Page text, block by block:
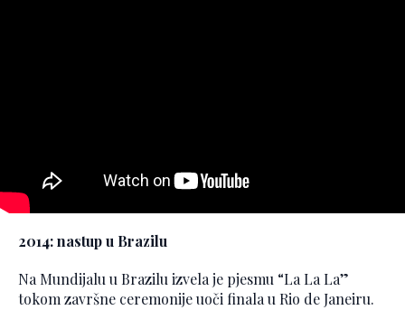
2014: nastup u Brazilu
Na Mundijalu u Brazilu izvela je pjesmu “La La La”
tokom završne ceremonije uoči finala u Rio de Janeiru.